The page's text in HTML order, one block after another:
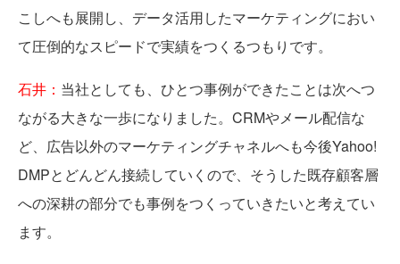
こしへも展開し、データ活用したマーケティングにおい
て圧倒的なスピードで実績をつくるつもりです。
石井： 当社としても、ひとつ事例ができたことは次へつ
ながる大きな一歩になりました。CRMやメール配信な
ど、広告以外のマーケティングチャネルへも今後Yahoo!
DMPとどんどん接続していくので、そうした既存顧客層
への深耕の部分でも事例をつくっていきたいと考えてい
ます。